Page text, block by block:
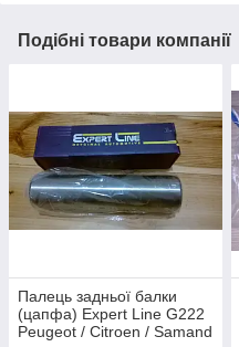
Подібні товари компанії
Палець задньої балки
(цапфа) Expert Line G222
Peugeot / Citroen / Samand